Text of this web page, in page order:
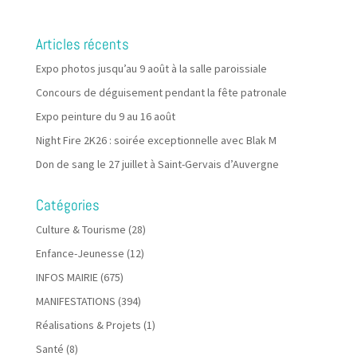
Articles récents
Expo photos jusqu’au 9 août à la salle paroissiale
Concours de déguisement pendant la fête patronale
Expo peinture du 9 au 16 août
Night Fire 2K26 : soirée exceptionnelle avec Blak M
Don de sang le 27 juillet à Saint-Gervais d’Auvergne
Catégories
Culture & Tourisme (28)
Enfance-Jeunesse (12)
INFOS MAIRIE(675)
MANIFESTATIONS (394)
Réalisations & Projets (1)
Santé (8)